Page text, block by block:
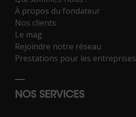
À propos du fondateur
Nos clients
Le mag
Rejoindre notre réseau
Prestations pour les entreprises
NOS SERVICES